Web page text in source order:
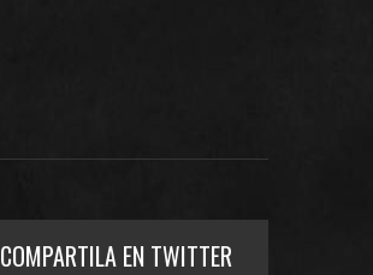
COMPARTILA EN TWITTER